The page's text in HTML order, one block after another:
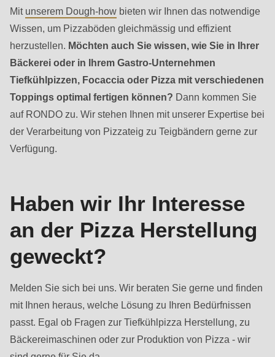
Mit unserem Dough-how bieten wir Ihnen das notwendige
Wissen, um Pizzaböden gleichmässig und effizient
herzustellen. Möchten auch Sie wissen, wie Sie in Ihrer
Bäckerei oder in Ihrem Gastro-Unternehmen
Tiefkühlpizzen, Focaccia oder Pizza mit verschiedenen
Toppings optimal fertigen können? Dann kommen Sie
auf RONDO zu. Wir stehen Ihnen mit unserer Expertise bei
der Verarbeitung von Pizzateig zu Teigbändern gerne zur
Verfügung.
Kontakt
-
Verkauf
Haben wir Ihr Interesse
an der Pizza Herstellung
geweckt?
Melden Sie sich bei uns. Wir beraten Sie gerne und finden
mit Ihnen heraus, welche Lösung zu Ihren Bedürfnissen
passt. Egal ob Fragen zur Tiefkühlpizza Herstellung, zu
Bäckereimaschinen oder zur Produktion von Pizza - wir